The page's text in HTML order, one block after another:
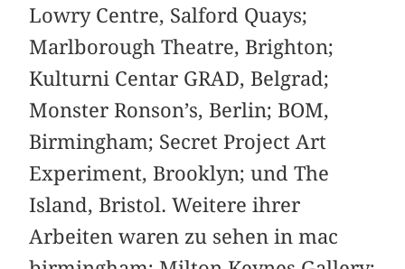
Lowry Centre, Salford Quays;
Marlborough Theatre, Brighton;
Kulturni Centar GRAD, Belgrad;
Monster Ronson’s, Berlin; BOM,
Birmingham; Secret Project Art
Experiment, Brooklyn; und The
Island, Bristol. Weitere ihrer
Arbeiten waren zu sehen in mac